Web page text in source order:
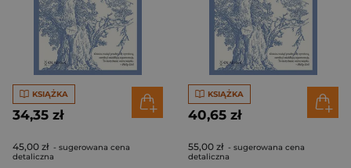
KSIĄŻKA
34,35 zł
45,00 zł - sugerowana cena
detaliczna
KSIĄŻKA
40,65 zł
55,00 zł - sugerowana cena
detaliczna